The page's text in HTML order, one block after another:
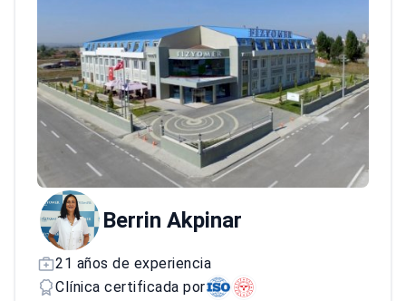
avanzados
Berrin Akpinar
21 años de experiencia
Clínica certificada por